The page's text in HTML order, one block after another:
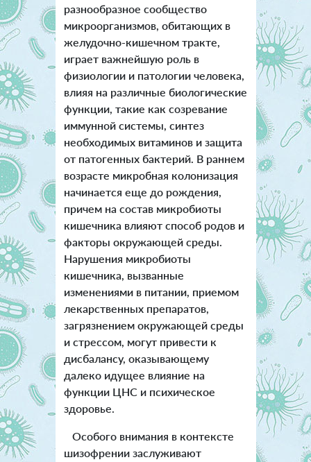
разнообразное сообщество
микроорганизмов, обитающих в
желудочно-кишечном тракте,
играет важнейшую роль в
физиологии и патологии человека,
влияя на различные биологические
функции, такие как созревание
иммунной системы, синтез
необходимых витаминов и защита
от патогенных бактерий. В раннем
возрасте микробная колонизация
начинается еще до рождения,
причем на состав микробиоты
кишечника влияют способ родов и
факторы окружающей среды.
Нарушения микробиоты
кишечника, вызванные
изменениями в питании, приемом
лекарственных препаратов,
загрязнением окружающей среды
и стрессом, могут привести к
дисбалансу, оказывающему
далеко идущее влияние на
функции ЦНС и психическое
здоровье.
Особого внимания в контексте
шизофрении заслуживают